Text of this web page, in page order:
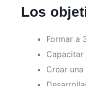
Los
Formar a
Crear